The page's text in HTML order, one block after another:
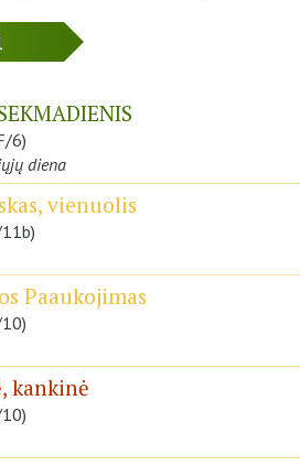
6)
diena
vienuolis
Paaukojimas
kankinė